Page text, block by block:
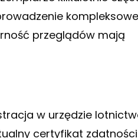
przeglądów mają
w urzędzie
certyfikat zdatności